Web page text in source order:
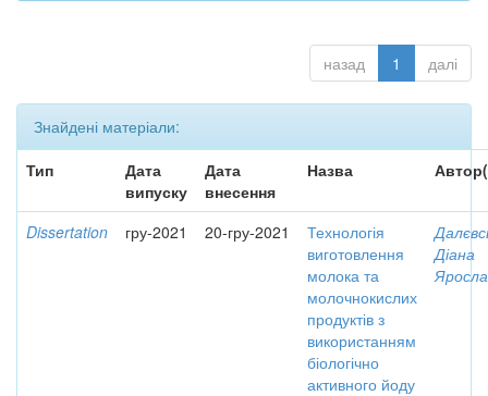
назад 1 далі
Знайдені матеріали:
Тип
Дата
випуску
Дата
внесення
Назва
Dissertation гру-2021 20-гру-2021
Технологія
виготовлення
молока та
молочнокислих
продуктів з
використанням
біологічно
активного йоду
Діана